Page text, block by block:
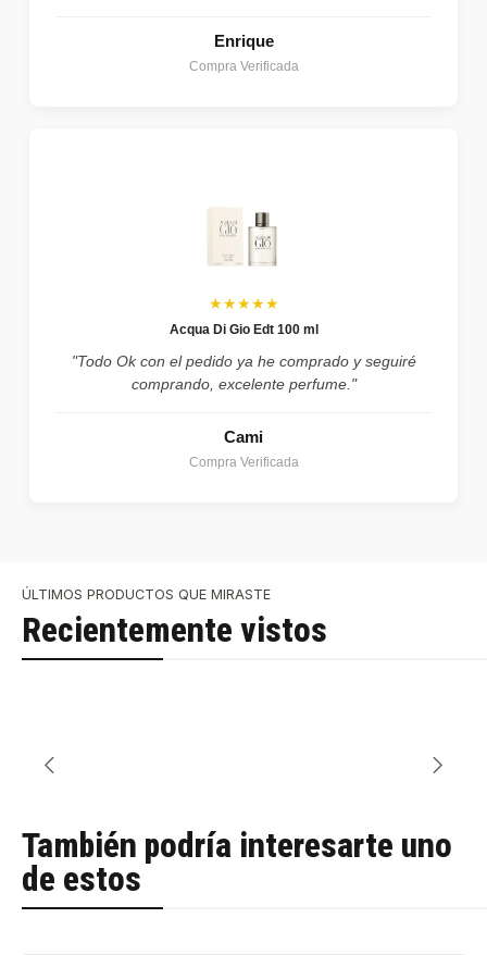
Enrique
Compra Verificada
★★★★★
Acqua Di Gio Edt 100 ml
"Todo Ok con el pedido ya he comprado y seguiré
comprando, excelente perfume."
Cami
Compra Verificada
ÚLTIMOS PRODUCTOS QUE MIRASTE
Recientemente vistos
También podría interesarte uno
de estos